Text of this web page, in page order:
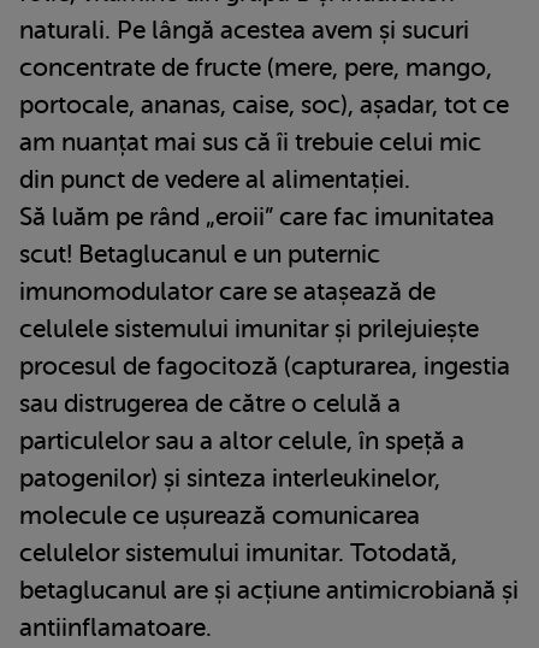
naturali. Pe lângă acestea avem și sucuri
concentrate de fructe (mere, pere, mango,
portocale, ananas, caise, soc), așadar, tot ce
am nuanțat mai sus că îi trebuie celui mic
din punct de vedere al alimentației.
Să luăm pe rând „eroii” care fac imunitatea
scut! Betaglucanul e un puternic
imunomodulator care se atașează de
celulele sistemului imunitar și prilejuiește
procesul de fagocitoză (capturarea, ingestia
sau distrugerea de către o celulă a
particulelor sau a altor celule, în speță a
patogenilor) și sinteza interleukinelor,
molecule ce ușurează comunicarea
celulelor sistemului imunitar. Totodată,
betaglucanul are și acțiune antimicrobiană și
antiinflamatoare.